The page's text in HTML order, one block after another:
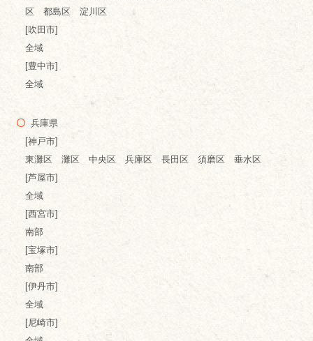
区 都島区 淀川区
[吹田市]
全域
[豊中市]
全域
兵庫県
[神戸市]
東灘区 灘区 中央区 兵庫区 長田区 須磨区 垂水区
[芦屋市]
全域
[西宮市]
南部
[宝塚市]
南部
[伊丹市]
全域
[尼崎市]